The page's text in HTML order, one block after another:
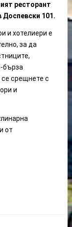
ресторант
Доспевски 101.
и хотелиери е
за да
бърза
срещнете с
и
от